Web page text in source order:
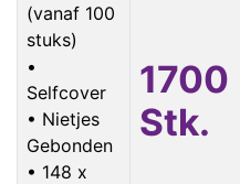
(vanaf 100
stuks)
•
Selfcover
• Nietjes
Gebonden
• 148 x
1700
Stk.